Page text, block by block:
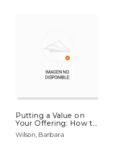
Putting a Value on
Your Offering: How to
Determine a Fair
Price Best Practises
Wilson, Barbara